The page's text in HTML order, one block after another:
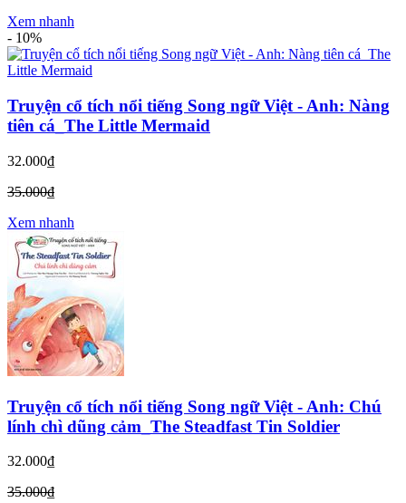
Xem nhanh
- 10%
Truyện cổ tích nổi tiếng Song ngữ Việt - Anh: Nàng
tiên cá_The Little Mermaid
32.000₫
35.000₫
Xem nhanh
Truyện cổ tích nổi tiếng Song ngữ Việt - Anh: Chú
lính chì dũng cảm_The Steadfast Tin Soldier
32.000₫
35.000₫